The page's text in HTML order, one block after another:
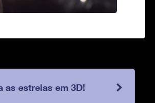
as estrelas em 3D!